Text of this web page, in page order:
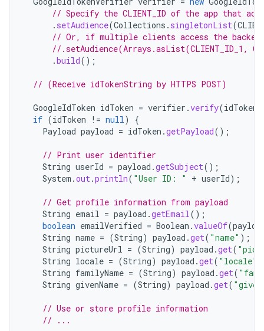
// Specify the CLIENT_ID of the app that
. setAudience(Collections . singletonList(
// Or, if multiple clients access the
//.setAudience(Arrays.asList(CLIENT_ID_1,
.build();
// (Receive idTokenString by HTTPS POST)
GoogleIdToken idToken = verifier .verify(
if (idToken != null)
{
Payload payload = idToken .getPayload();
// Print user identifier
String userId = payload .getSubject();
System .out.println( "User ID: " + userId);
// Get profile information from payload
String email = payload .getEmail();
boolean emailVerified = Boolean .valueOf(
String name = (String) payload .get( "name" );
String pictureUrl = (String) payload .get(
String locale = (String) payload .get( "locale"
String familyName = (String) payload .get(
String givenName = (String) payload .get(
// Use or store profile information
// ...